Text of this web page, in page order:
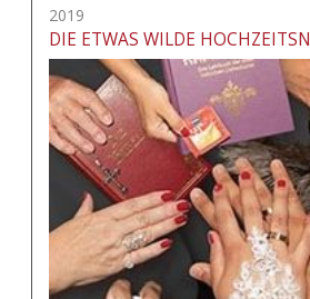
2019
DIE ETWAS WILDE